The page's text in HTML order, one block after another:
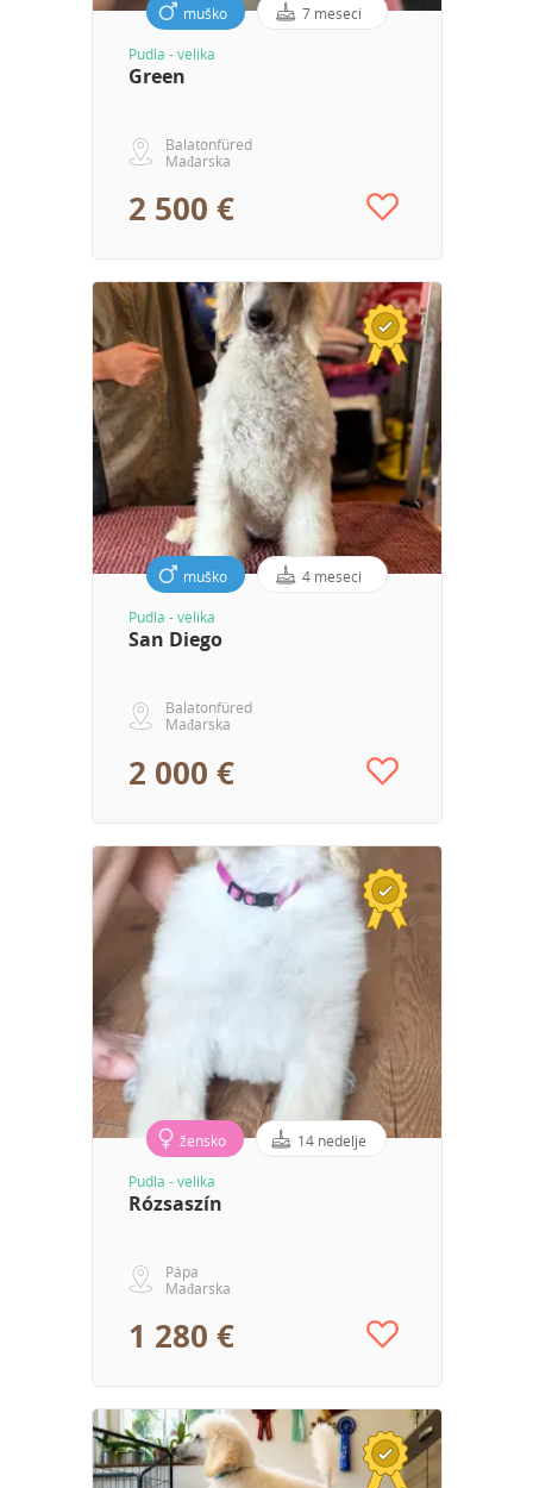
muško 7 meseci
Pudla - velika
Green
Balatonfüred
Mađarska
2 500 €
muško 4 meseci
Pudla - velika
San Diego
Balatonfüred
Mađarska
2 000 €
žensko 14 nedelje
Pudla - velika
Rózsaszín
Pápa
Mađarska
1 280 €